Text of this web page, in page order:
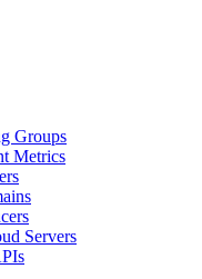
Groups
Metrics
Servers